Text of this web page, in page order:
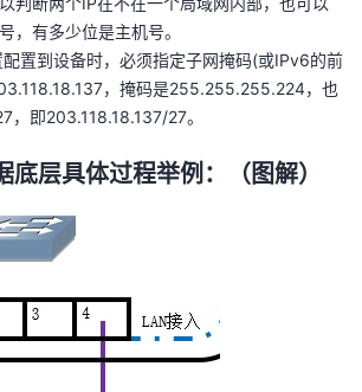
，有多少位是主机号。
置到设备时，必须指定子网掩码(或IPv6的前
，掩码是255.255.255.224，也
，即203.118.18.137/27。
层具体过程举例：（图解）